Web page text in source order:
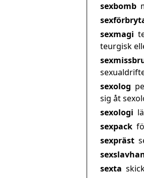
sexbomb
sexmagi
teurgisk
sexolog
sig åt
sexologi
sexpack
sexpräst
sexta